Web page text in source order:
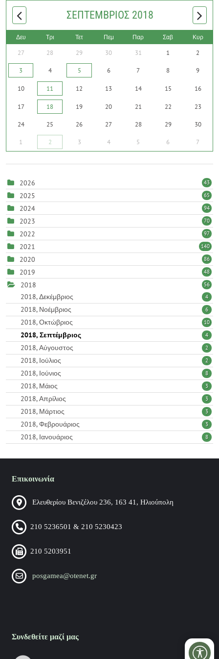
ΣΕΠΤΈΜΒΡΙΟΣ 2018
Δευ Τρι Τετ Πεμ Παρ Σαβ Κυρ
27 28 29 30 31 1 2
3 4 5 6 7 8 9
10 11 12 13 14 15 16
17 18 19 20 21 22 23
24 25 26 27 28 29 30
1 2 3 4 5 6 7
2026 43
2025 65
2024 94
2023 70
2022 97
2021 140
2020 86
2019 48
2018 56
2018, Δεκέμβριος 4
2018, Νοέμβριος 6
2018, Οκτώβριος 10
2018, Σεπτέμβριος 4
2018, Αύγουστος 2
2018, Ιούλιος 2
2018, Ιούνιος 8
2018, Μάιος 3
2018, Απρίλιος 3
2018, Μάρτιος 3
2018, Φεβρουάριος 3
2018, Ιανουάριος 8
Επικοινωνία
Ελευθερίου Βενιζέλου 236, 163 41, Ηλιούπολη
210 5236501 & 210 5230423
210 5203951
posgamea@otenet.gr
Συνδεθείτε μαζί μας